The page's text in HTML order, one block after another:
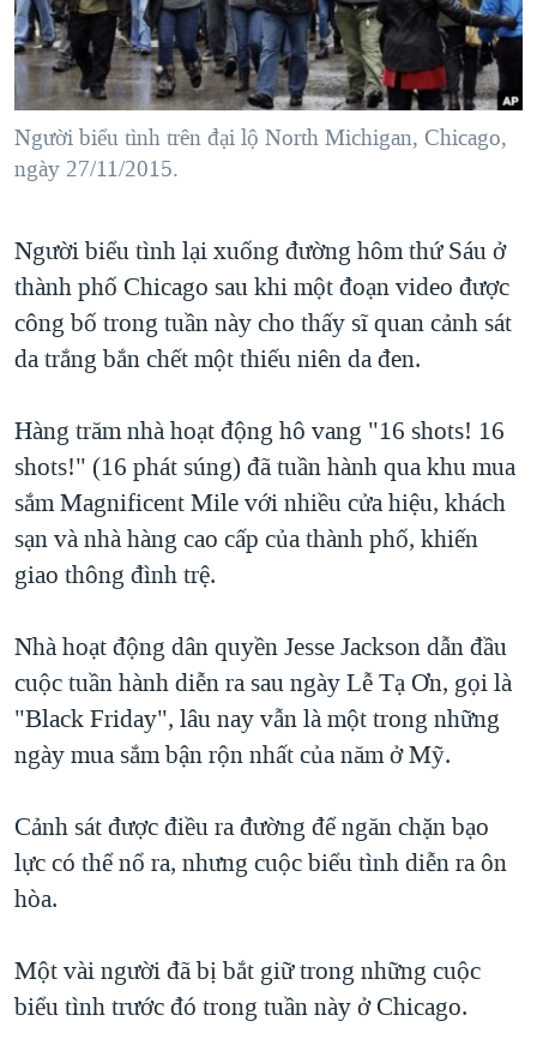
"Tìm"NGƯỜI VIỆT HẢI NGOẠI
ĐỜI SỐNG
KINH TẾ
VĂN HOÁ
THỂ THAO
GIÁO DỤC
TẠI
HÀNH TRÌNH BẦU CỬ 2024
MỘT NĂM CHIẾN TRANH TẠI DẢI GAZA
GIẢI MÃ VÀNH ĐAI & CON ĐƯỜNG
NGÀY TỊ NẠN THẾ GIỚI
GROUND ZERO – XƯA VÀ NAY
CHI PHÍ CHIẾN TRANH AFGHANISTAN
CÁC GIÁ TRỊ CỘNG HÒA Ở VIỆT NAM
TRỊNH VĨNH BÌNH VS. CHÍNH PHỦ VIỆT NAM
NGƯ DÂN VIỆT VÀ LÀN SÓNG TRỘM HẢI SÂM
BÊN KIA QUỐC LỘ: TIẾNG VỌNG TỪ NÔNG THÔN MỸ
QUAN HỆ VIỆT MỸ
VIDEO
NGHE
MẠNG XÃ HỘI
Ngôn ngữ khác
Người biểu tình trên đại lộ North Michigan, Chicago,
ngày 27/11/2015.
Người biểu tình lại xuống đường hôm thứ Sáu ở
thành phố Chicago sau khi một đoạn video được
công bố trong tuần này cho thấy sĩ quan cảnh sát
da trắng bắn chết một thiếu niên da đen.
Hàng trăm nhà hoạt động hô vang "16 shots! 16
shots!" (16 phát súng) đã tuần hành qua khu mua
sắm Magnificent Mile với nhiều cửa hiệu, khách
sạn và nhà hàng cao cấp của thành phố, khiến
giao thông đình trệ.
Nhà hoạt động dân quyền Jesse Jackson dẫn đầu
cuộc tuần hành diễn ra sau ngày Lễ Tạ Ơn, gọi là
"Black Friday", lâu nay vẫn là một trong những
ngày mua sắm bận rộn nhất của năm ở Mỹ.
Cảnh sát được điều ra đường để ngăn chặn bạo
lực có thể nổ ra, nhưng cuộc biểu tình diễn ra ôn
hòa.
Một vài người đã bị bắt giữ trong những cuộc
biểu tình trước đó trong tuần này ở Chicago.